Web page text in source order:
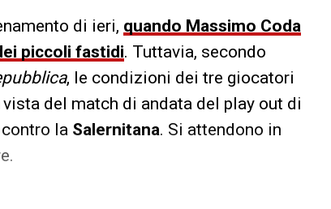
di ieri, quando Massimo Coda
piccoli fastidi. Tuttavia, secondo
, le condizioni dei tre giocatori
del match di andata del play out di
la Salernitana. Si attendono in